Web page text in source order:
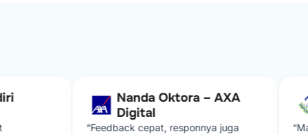
Nanda Oktora – AXA
Digital
“Feedback cepat, responnya juga
“Maju